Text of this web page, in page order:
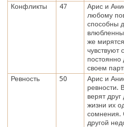
Конфликты
47
Арис и
любому
способны
же
чувствуют
своем
Ревность
50
Арис и
ревности.
верят
жизни их
сомнения.
другой